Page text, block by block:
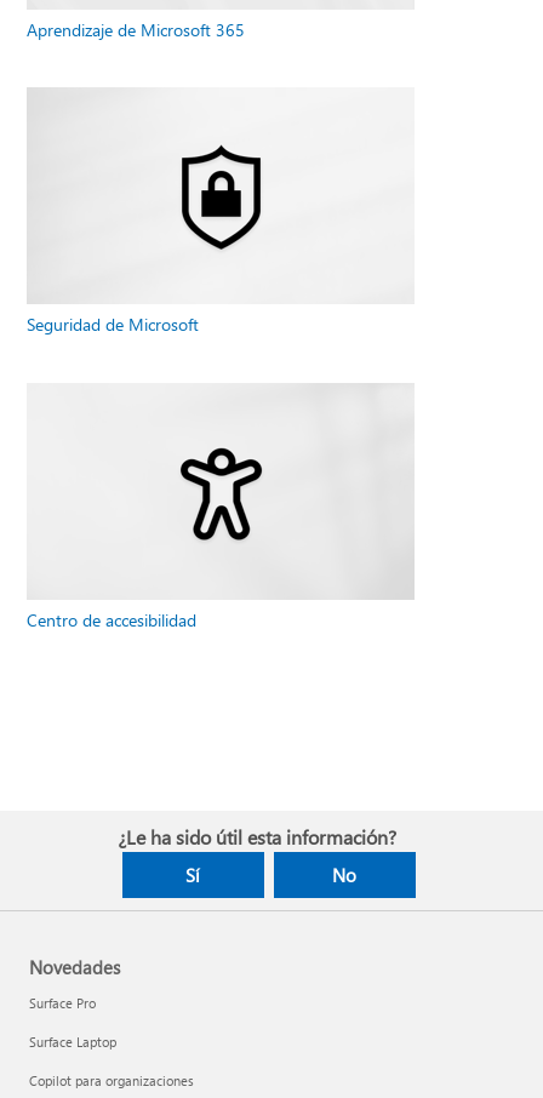
Aprendizaje de Microsoft 365
Seguridad de Microsoft
Centro de accesibilidad
¿Le ha sido útil esta información?
Sí No
Novedades
Surface Pro
Surface Laptop
Copilot para organizaciones